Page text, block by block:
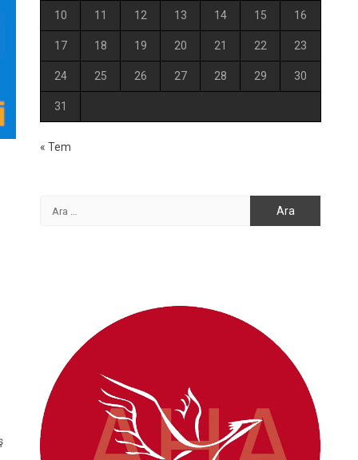
10 11 12 13 14 15 16
17 18 19 20 21 22 23
24 25 26 27 28 29 30
31
« Tem